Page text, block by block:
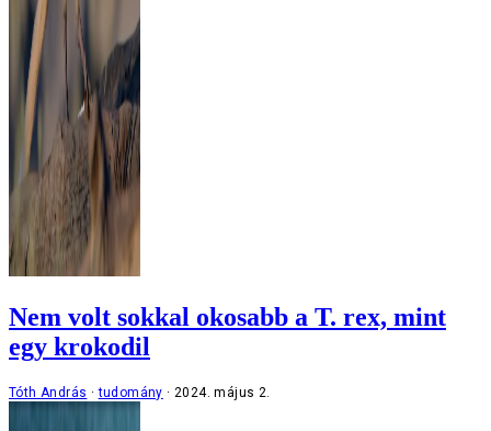
Nem volt sokkal okosabb a T. rex, mint
egy krokodil
Tóth András tudomány 2024. május 2.